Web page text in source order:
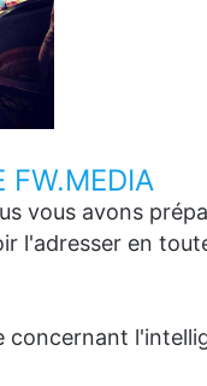
FW.MEDIA
vous avons
l'adresser en
concernant